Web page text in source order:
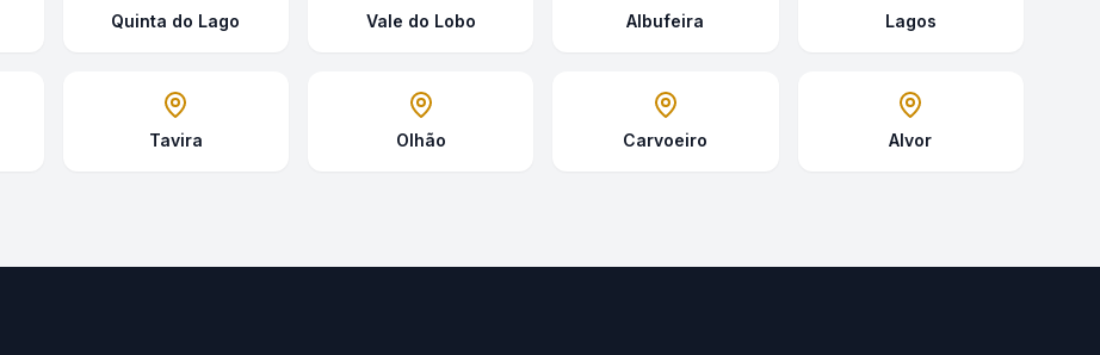
Quinta do Lago Vale do Lobo Albufeira Lagos
Tavira Olhão Carvoeiro Alvor